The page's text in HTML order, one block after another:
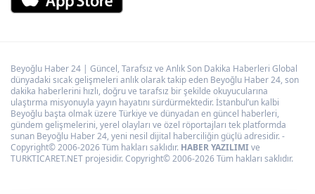
Beyoğlu Haber 24 | Güncel, Tarafsız ve Anlık Son Dakika Haberleri Global
dünyadaki sıcak gelişmeleri anlık olarak takip eden Beyoğlu Haber 24, son
dakika haberlerini hızlı, doğru ve tarafsız bir şekilde okuyucularına
ulaştırma misyonuyla yayın hayatını sürdürmektedir. İstanbul’un kalbi
Beyoğlu başta olmak üzere Türkiye ve dünyadan en güncel haberleri,
gündem gelişmelerini, yerel olayları ve özel röportajları tek platformda
sunan Beyoğlu Haber 24, yeni nesil dijital haberciliğin güçlü adresidir. -
Copyright© 2006-2026 Tüm hakları saklıdır. HABER YAZILIMIve
TURKTICARET.NET projesidir. Copyright© 2006-2026 Tüm hakları saklıdır.